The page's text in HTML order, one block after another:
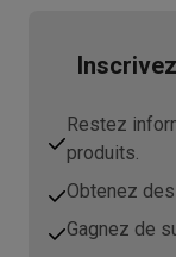
Restez
produits.
Obtenez
Gagnez de